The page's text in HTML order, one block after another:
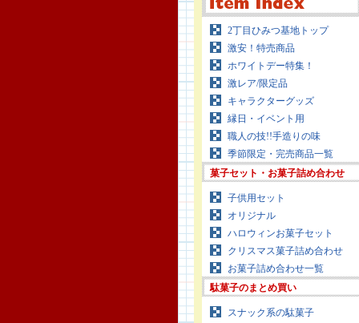
2丁目ひみつ基地トップ
激安！特売商品
ホワイトデー特集！
激レア/限定品
キャラクターグッズ
縁日・イベント用
職人の技!!手造りの味
季節限定・完売商品一覧
菓子セット・お菓子詰め合わせ
子供用セット
オリジナル
ハロウィンお菓子セット
クリスマス菓子詰め合わせ
お菓子詰め合わせ一覧
駄菓子のまとめ買い
スナック系の駄菓子